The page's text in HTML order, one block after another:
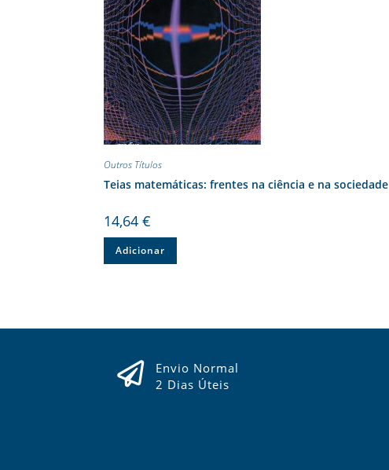
Outros Títulos
Teias matemáticas: frentes na ciência e na sociedade
14,64 €
Adicionar
Envio Normal
2 Dias Úteis